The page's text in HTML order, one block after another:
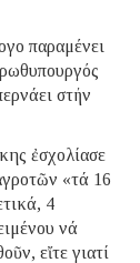
παραμένει
στήν
ἐσχολίασε
«τά 16
4
νά
εἴτε γιατί